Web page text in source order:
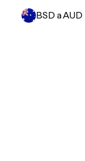
BSD a AUD